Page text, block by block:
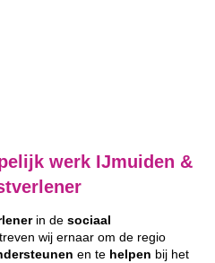
werk IJmuiden &
in de sociaal
wij ernaar om de regio
en te helpen bij het